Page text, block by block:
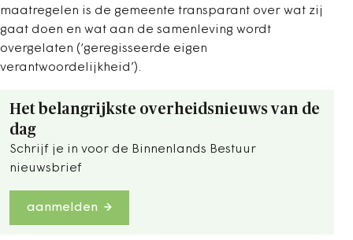
maatregelen is de gemeente transparant over wat zij
gaat doen en wat aan de samenleving wordt
overgelaten (‘geregisseerde eigen
verantwoordelijkheid’).
Het belangrijkste overheidsnieuws van de
dag
Schrijf je in voor de Binnenlands Bestuur
nieuwsbrief
aanmelden